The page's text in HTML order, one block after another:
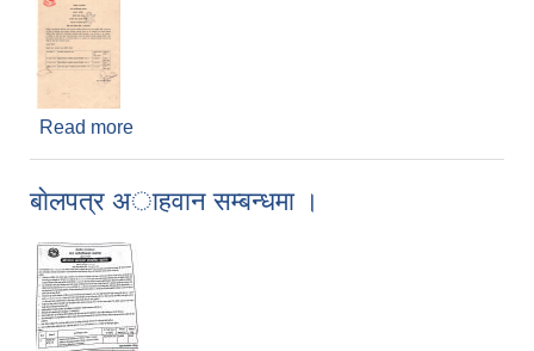
Read more
बाेलपत्र अाहवान सम्बन्धमा ।